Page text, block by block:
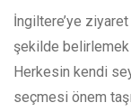
İngiltere’ye
şekilde belirlemek
Herkesin kendi
seçmesi önem